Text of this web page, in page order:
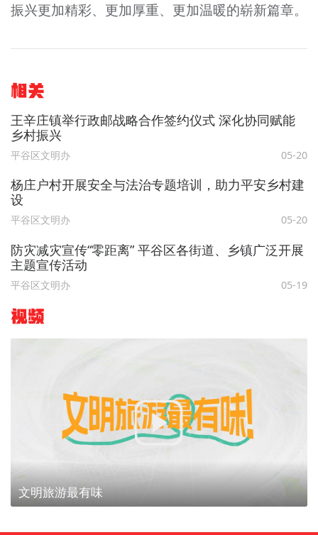
振兴更加精彩、更加厚重、更加温暖的崭新篇章。
相关
王辛庄镇举行政邮战略合作签约仪式 深化协同赋能
乡村振兴
平谷区文明办 05-20
杨庄户村开展安全与法治专题培训，助力平安乡村建
设
平谷区文明办 05-20
防灾减灾宣传“零距离” 平谷区各街道、乡镇广泛开展
主题宣传活动
平谷区文明办 05-19
视频
文明旅游最有味